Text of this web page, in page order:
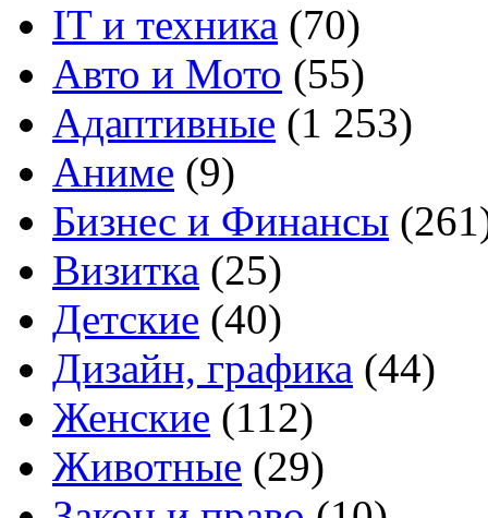
IT и техника (70)
Авто и Мото (55)
Адаптивные (1 253)
Аниме (9)
Бизнес и Финансы
Визитка (25)
Детские (40)
Дизайн, графика (44)
Женские (112)
Животные (29)